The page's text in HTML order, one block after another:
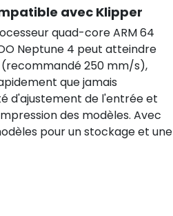
avec Klipper
quad-core ARM 64
Neptune 4 peut atteindre
(recommandé 250 mm/s),
que jamais
d'ajustement de l'entrée et
des modèles. Avec
pour un stockage et une